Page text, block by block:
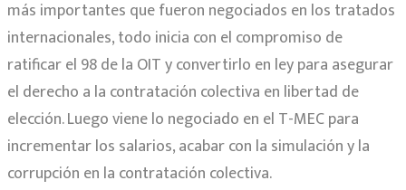
más importantes que fueron negociados en los tratados
internacionales, todo inicia con el compromiso de
ratificar el 98 de la OIT y convertirlo en ley para asegurar
el derecho a la contratación colectiva en libertad de
elección. Luego viene lo negociado en el T-MEC para
incrementar los salarios, acabar con la simulación y la
corrupción en la contratación colectiva.